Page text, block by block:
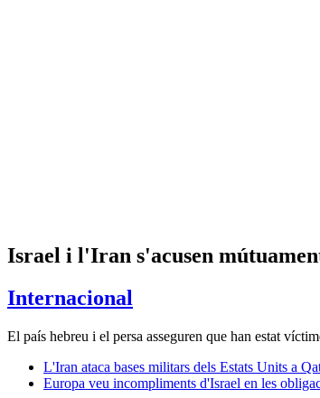
Israel i l'Iran s'acusen
Internacional
El país hebreu i el persa asseguren que han estat
L'Iran ataca bases militars dels Estats Units a
Europa veu incompliments d'Israel en les